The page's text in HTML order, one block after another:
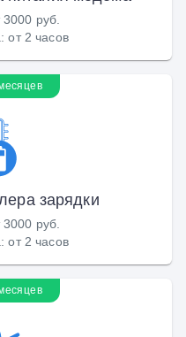
3000 руб.
:от 2 часов
зарядки
3000 руб.
:от 2 часов